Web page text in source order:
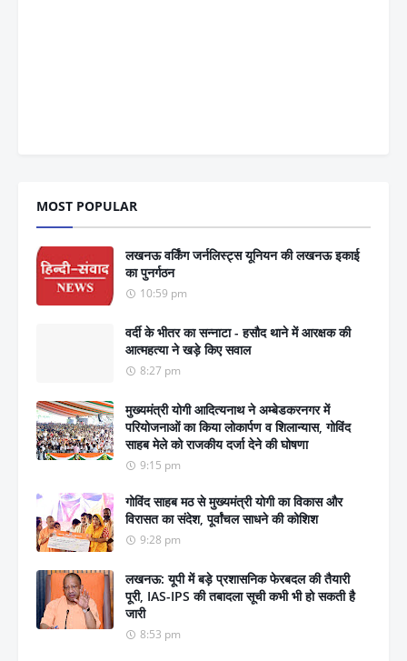
MOST POPULAR
लखनऊ वर्किंग जर्नलिस्ट्स यूनियन की लखनऊ इकाई
का पुनर्गठन
10:59 pm
वर्दी के भीतर का सन्नाटा - हसौद थाने में आरक्षक की
आत्महत्या ने खड़े किए सवाल
8:27 pm
मुख्यमंत्री योगी आदित्यनाथ ने अम्बेडकरनगर में
परियोजनाओं का किया लोकार्पण व शिलान्यास, गोविंद
साहब मेले को राजकीय दर्जा देने की घोषणा
9:15 pm
गोविंद साहब मठ से मुख्यमंत्री योगी का विकास और
विरासत का संदेश, पूर्वांचल साधने की कोशिश
9:28 pm
लखनऊ: यूपी में बड़े प्रशासनिक फेरबदल की तैयारी
पूरी, IAS-IPS की तबादला सूची कभी भी हो सकती है
जारी
8:53 pm